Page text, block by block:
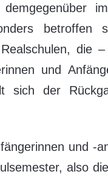
betroffen
die
und
sich der
und -
also